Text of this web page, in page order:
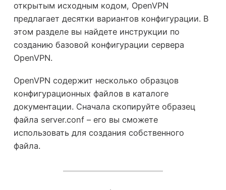
открытым исходным кодом, OpenVPN
предлагает десятки вариантов конфигурации. В
этом разделе вы найдете инструкции по
созданию базовой конфигурации сервера
OpenVPN.
OpenVPN содержит несколько образцов
конфигурационных файлов в каталоге
документации. Сначала скопируйте образец
файла server.conf – его вы сможете
использовать для создания собственного
файла.